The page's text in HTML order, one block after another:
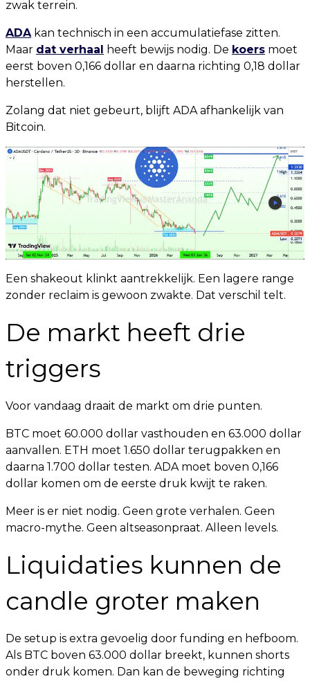
zwak terrein.
ADA kan technisch in een accumulatiefase zitten.
Maar dat verhaal heeft bewijs nodig. De koers moet
eerst boven 0,166 dollar en daarna richting 0,18 dollar
herstellen.
Zolang dat niet gebeurt, blijft ADA afhankelijk van
Bitcoin.
Een shakeout klinkt aantrekkelijk. Een lagere range
zonder reclaim is gewoon zwakte. Dat verschil telt.
De markt heeft drie
triggers
Voor vandaag draait de markt om drie punten.
BTC moet 60.000 dollar vasthouden en 63.000 dollar
aanvallen. ETH moet 1.650 dollar terugpakken en
daarna 1.700 dollar testen. ADA moet boven 0,166
dollar komen om de eerste druk kwijt te raken.
Meer is er niet nodig. Geen grote verhalen. Geen
macro-mythe. Geen altseasonpraat. Alleen levels.
Liquidaties kunnen de
candle groter maken
De setup is extra gevoelig door funding en hefboom.
Als BTC boven 63.000 dollar breekt, kunnen shorts
onder druk komen. Dan kan de beweging richting